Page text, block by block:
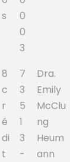
s
0
0
3
8
c
r
é
di
t
7
3
5
1
3
-
Dra.
Emily
McClu
ng
Heum
ann